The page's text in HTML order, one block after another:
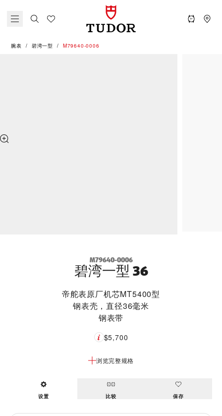
腕表 碧湾一型 M79640-0006
M79640-0006
碧湾一型 36
帝舵表原厂机芯MT5400型
钢表壳，直径36毫米
钢表带
浏览完整规格
$5,700
设置 比较 保存